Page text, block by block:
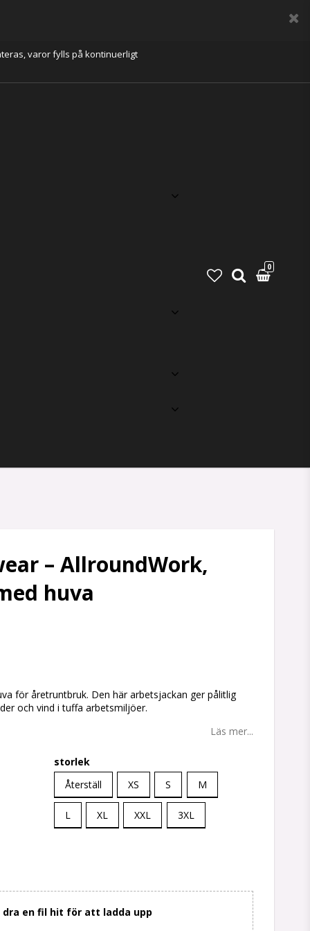
varor fylls på kontinuerligt
0
– AllroundWork,
huva
för åretruntbruk. Den här arbetsjackan ger pålitlig
och vind i tuffa arbetsmiljöer.
Läs mer...
storlek
Återställ
XS S M
L XL XXL 3XL
dra en fil hit för att ladda upp